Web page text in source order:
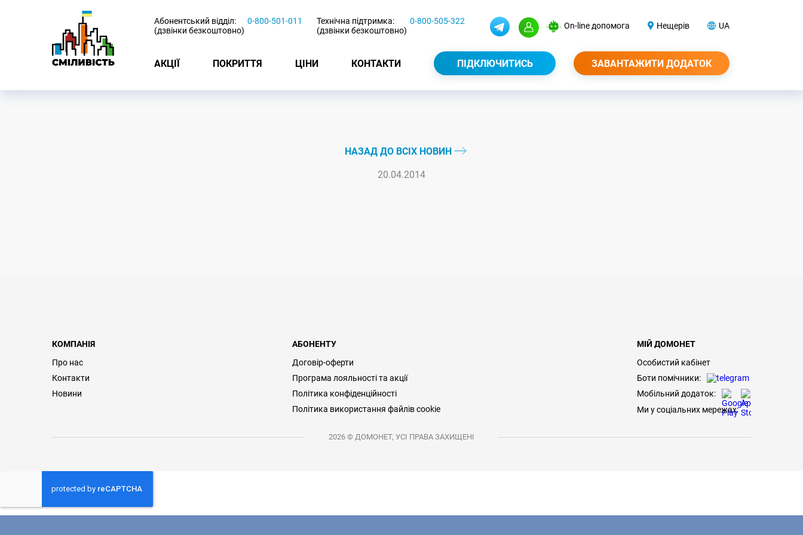
Абонентський відділ:
(дзвінки безкоштовно)
0-800-501-011
Технічна підтримка:
(дзвінки безкоштовно)
0-800-505-322 On-line допомога Нещерів UA
АКЦІЇ ПОКРИТТЯ ЦІНИ КОНТАКТИ ПІДКЛЮЧИТИСЬ ЗАВАНТАЖИТИ ДОДАТОК
НАЗАД ДО ВСІХ НОВИН
20.04.2014
КОМПАНІЯ
Про нас
Контакти
Новини
АБОНЕНТУ
Договір-оферти
Програма лояльності та акції
Політика конфіденційності
Політика використання файлів cookie
МІЙ ДОМОНЕТ
Особистий кабінет
Боти помічники:
Мобільний додаток:
Ми у соціальних мережах:
2026 © ДОМОНЕТ, УСІ ПРАВА ЗАХИЩЕНІ